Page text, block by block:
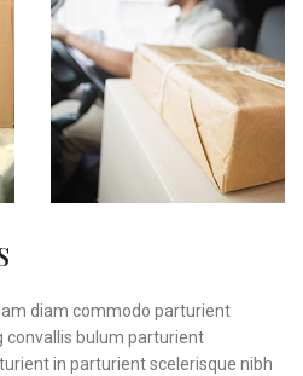
diam commodo parturient
convallis bulum parturient
in parturient scelerisque nibh